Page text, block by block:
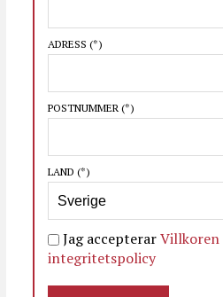
ADRESS (*)
POSTNUMMER (*)
LAND (*)
Jag accepterarVillkoren
integritetspolicy